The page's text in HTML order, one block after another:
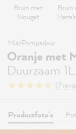
Bruin met
Nougat
Bruin
MissPompadour
Oranje met
Duurzaam 1L
(7
Productfoto's